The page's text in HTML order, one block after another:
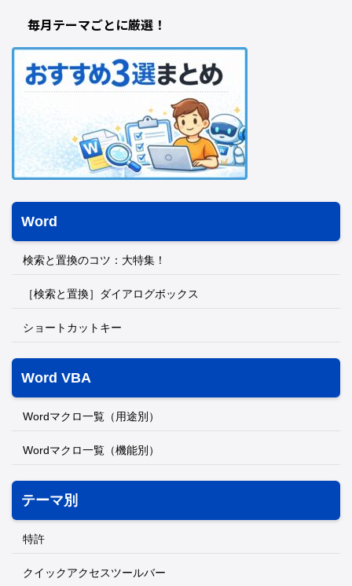
毎月テーマごとに厳選！
Word
検索と置換のコツ：大特集！
［検索と置換］ダイアログボックス
ショートカットキー
Word VBA
Wordマクロ一覧（用途別）
Wordマクロ一覧（機能別）
テーマ別
特許
クイックアクセスツールバー